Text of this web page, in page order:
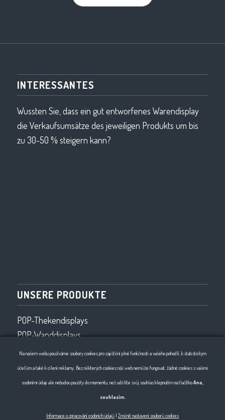
INTERESSANTES
Wussten Sie, dass ein gut entworfenes Warendisplay
die Verkaufsumsätze des jeweiligen Produkts um bis
zu 30-50 % steigern kann?
UNSERE PRODUKTE
POP-Thekendisplays
POP-Wanddisplays
Ladenausstattung
Drahtprogramm
2D- und 3D-Drahtbiegen
Na našem webu používáme soubory cookies pro zajištění plné funkčnosti a vašeho pohodlí, k statistickým
účelům a také k cílení reklamy. Bez některých cookies náš web nemůže fungovat, žádné cookies s vašimi
osobními údaji ale nebudou použity do momentu, než udělíte svůj souhlas klepnutím na tlačítkoAno,
souhlasím.
Informace o zpracování osobních údajů | Změnit nastavení souborů cookies